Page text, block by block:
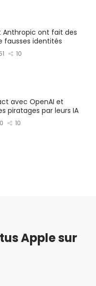
Anthropic ont fait des
fausses identités
10
avec OpenAI et
piratages par leurs IA
10
Apple sur